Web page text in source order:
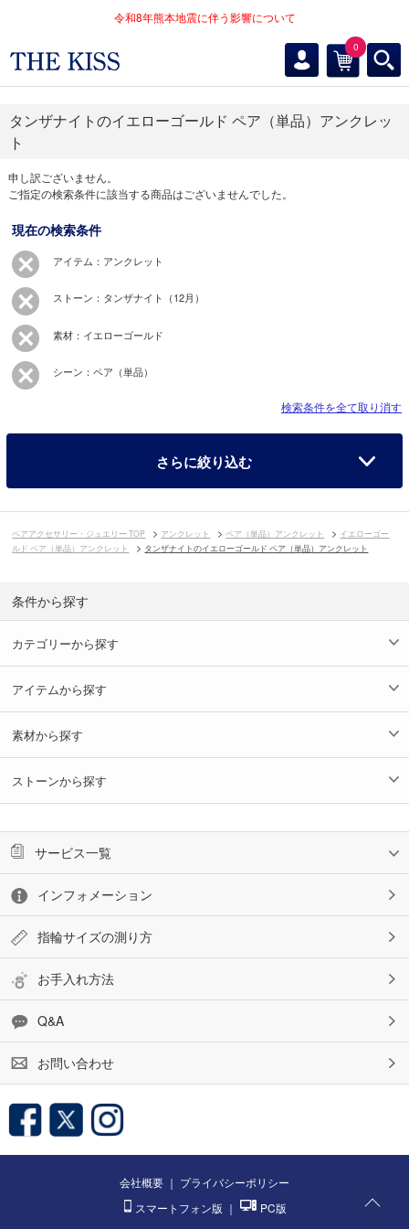
令和8年熊本地震に伴う影響について
0
タンザナイトのイエローゴールド ペア（単品）アンクレッ
ト
申し訳ございません。
ご指定の検索条件に該当する商品はございませんでした。
現在の検索条件
アイテム：アンクレット
ストーン：タンザナイト（12月）
素材：イエローゴールド
シーン：ペア（単品）
検索条件を全て取り消す
さらに絞り込む
ペアアクセサリー・ジュエリー TOP アンクレット ペア（単品）アンクレット
イエローゴー
ルド ペア（単品）アンクレット
タンザナイトのイエローゴールド ペア（単品）アンクレット
条件から探す
カテゴリーから探す
アイテムから探す
素材から探す
ストーンから探す
サービス一覧
インフォメーション
指輪サイズの測り方
お手入れ方法
Q&A
お問い合わせ
会社概要 ｜ プライバシーポリシー
スマートフォン版 ｜ PC版